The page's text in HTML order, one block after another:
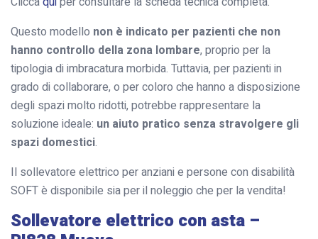
Questo modello non è indicato per pazienti che non
hanno controllo della zona lombare, proprio per la
tipologia di imbracatura morbida. Tuttavia, per pazienti in
grado di collaborare, o per coloro che hanno a disposizione
degli spazi molto ridotti, potrebbe rappresentare la
soluzione ideale: un aiuto pratico senza stravolgere gli
spazi domestici.
Il sollevatore elettrico per anziani e persone con disabilità
SOFT è disponibile sia per il noleggio che per la vendita!
Sollevatore elettrico con asta –